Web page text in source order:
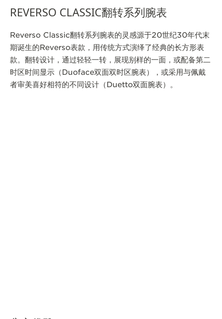
REVERSO CLASSIC翻转系列腕表
Reverso Classic翻转系列腕表的灵感源于20世纪30年代末
期诞生的Reverso表款，用传统方式演绎了经典的长方形表
款。翻转设计，通过轻轻一转，展现别样的一面，或配备第二
时区时间显示（Duoface双面双时区腕表），或采用与佩戴
者审美喜好相符的不同设计（Duetto双面腕表）。